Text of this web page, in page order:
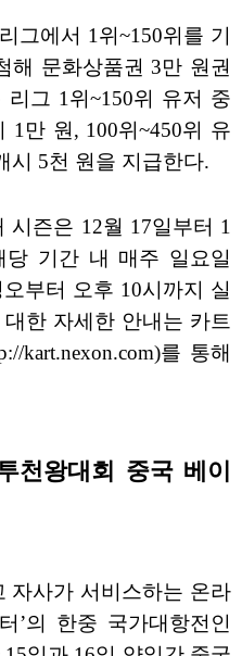
그에서 1위~150위를 기
해 문화상품권 3만 원권
그 1위~150위 유저 중
1만 원, 100위~450위 유
시 5천 원을 지급한다.
즌은 12월 17일부터 1
당 기간 내 매주 일요일
부터 오후 10시까지 실
한 자세한 안내는 카트
kart.nexon.com)를 통해
천왕대회 중국 베이
자사가 서비스하는 온라
’의 한중 국가대항전인